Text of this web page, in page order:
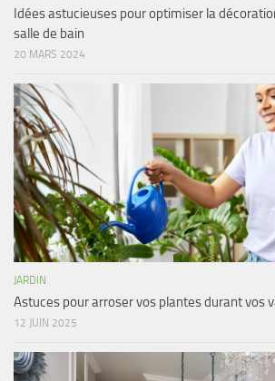
Idées astucieuses pour optimiser la
salle de bain
20 MARS 2024
JARDIN
Astuces pour arroser vos plantes durant vos
12 JUIN 2025